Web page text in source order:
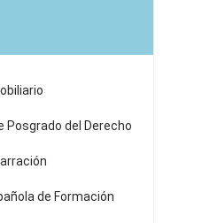
Posgrado del Derecho
de Formación